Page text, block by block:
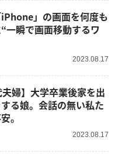
」の画面を何度も
一瞬で画面移動するワ
2023.08.17
夫婦】大学卒業後家を出
る娘。会話の無い私た
。
2023.08.17